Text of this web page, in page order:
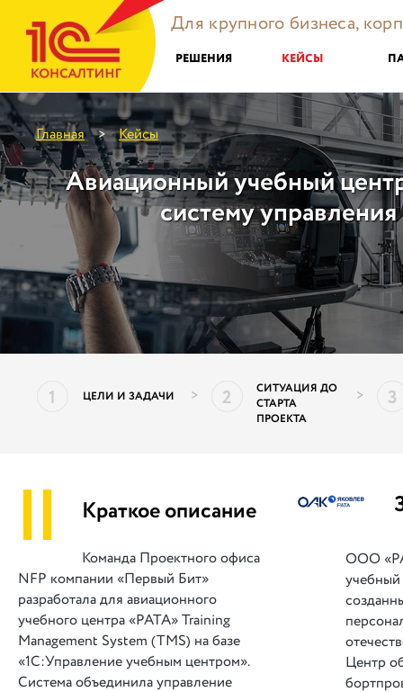
Для крупного бизнеса,
РЕШЕНИЯ КЕЙСЫ
Главная > Кейсы
Авиационный учебный
систему
1 ЦЕЛИ И ЗАДАЧИ > 2
СИТУАЦИЯ ДО
СТАРТА
ПРОЕКТА
> 3
|| Краткое описание
Команда Проектного офиса
NFP компании «Первый Бит»
разработала для авиационного
учебного центра «РАТА» Training
Management System (TMS) на базе
«1С:Управление учебным центром».
Система объединила управление
ООО
Центр